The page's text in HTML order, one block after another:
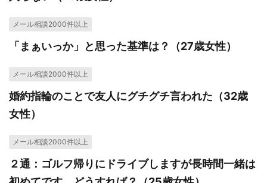
メール相談2000件以上
「まぁいっか」と思った基準は？（27歳女性）
メール相談2000件以上
婚約指輪のことで友人にグチグチ言われた（32歳
女性）
メール相談2000件以上
２通：ゴルフ帰りにドライブしますが長時間一緒は